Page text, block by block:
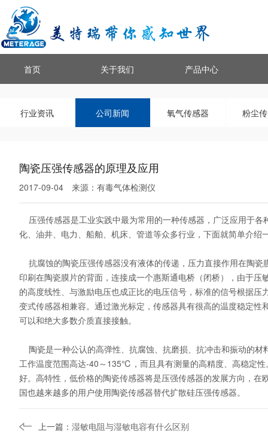
首页 关于我们 产品中心
行业资讯 公司新闻 氧气传感器 粉尘
陶瓷压强传感器的原理及应用
2017-09-04 来源： 有毒气体检测仪
压强传感器是工业实践中最为常用的一种传感器，广泛应用于
化、油井、电力、船舶、机床、管道等众多行业，下面就简单介绍
抗腐蚀的陶瓷压强传感器没有液体的传递，压力直接作用在陶
印刷在陶瓷膜片的背面，连接成一个惠斯通电桥（闭桥），由于
的高度线性、与激励电压也成正比的电压信号，标准的信号根据
变式传感器相兼容。通过激光标定，传感器具有很高的温度稳定
可以和绝大多数介质直接接触。
陶瓷是一种公认的高弹性、抗腐蚀、抗磨损、抗冲击和振动的
工作温度范围高达-40～135℃，而且具有测量的高精度、高稳定
好。高特性，低价格的陶瓷传感器将是压强传感器的发展方向，
国也越来越多的用户使用陶瓷传感器替代扩散硅压强传感器。
上一篇： 湿敏电阻与湿敏电容有什么区别